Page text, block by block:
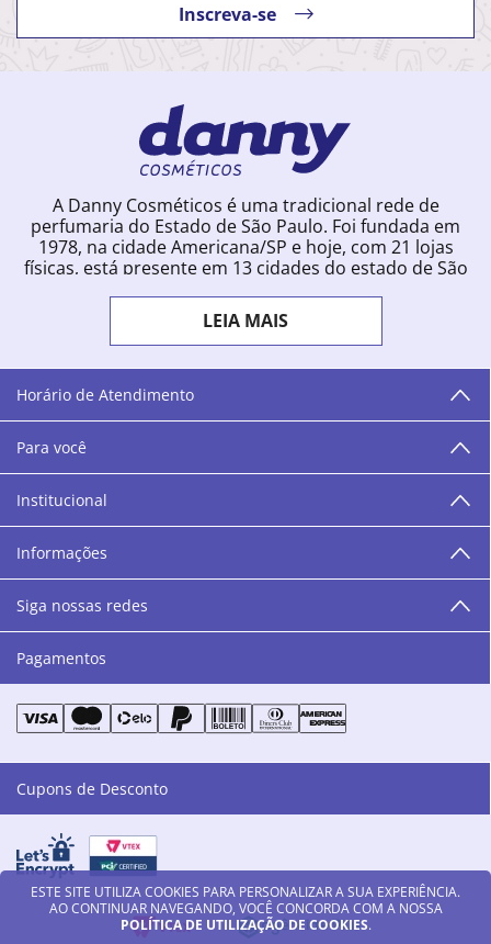
ESTE SITE UTILIZA COOKIES PARA PERSONALIZAR A SUA EXPERIÊNCIA.
AO CONTINUAR NAVEGANDO, VOCÊ CONCORDA COM A NOSSA
POLÍTICA DE UTILIZAÇÃO DE COOKIES.
Inscreva-se
A Danny Cosméticos é uma tradicional rede de
perfumaria do Estado de São Paulo. Foi fundada em
1978, na cidade Americana/SP e hoje, com 21 lojas
físicas, está presente em 13 cidades do estado de São
começou a vender para todo o território brasileiro.
Com uma infinidade de marcas e a filosofia de vender
produtos que vão do popular ao luxo, a Danny
Cosméticos mantém parceria com aproximadamente
300 grandes fornecedores e lançamentos diários na
área de beleza. São 12 centros técnicos que oferecem
programação semanal de cursos e encontros.
“O varejo corre nas nossas veias como nossos valores
humanos, éticos e morais. E que o branco e o azul anil,
as cores da Danny Cosméticos, possam continuar
transmitindo paz e harmonia para todos vocês!”
LEIA MAIS
Horário de Atendimento
Para você
Institucional
Informações
Siga nossas redes
Pagamentos
Cupons de Desconto